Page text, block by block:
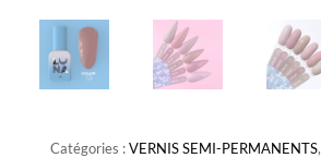
Catégories :VERNIS SEMI-PERMANENTS,